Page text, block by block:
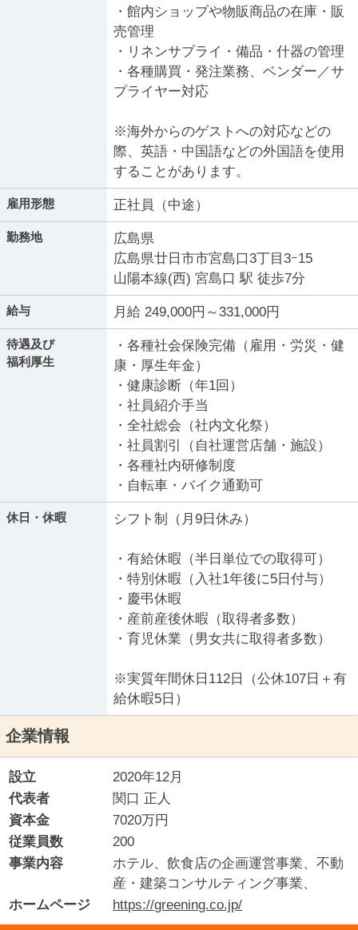
・館内ショップや物販商品の在庫・販
売管理
・リネンサプライ・備品・什器の管理
・各種購買・発注業務、ベンダー／サ
プライヤー対応
※海外からのゲストへの対応などの
際、英語・中国語などの外国語を使用
することがあります。
雇用形態 正社員（中途）
勤務地
広島県
広島県廿日市市宮島口3丁目3ｰ15
山陽本線(西) 宮島口 駅 徒歩7分
給与 月給 249,000円～331,000円
待遇及び
福利厚生
・各種社会保険完備（雇用・労災・健
康・厚生年金）
・健康診断（年1回）
・社員紹介手当
・全社総会（社内文化祭）
・社員割引（自社運営店舗・施設）
・各種社内研修制度
・自転車・バイク通勤可
休日・休暇 シフト制（月9日休み）
・有給休暇（半日単位での取得可）
・特別休暇（入社1年後に5日付与）
・慶弔休暇
・産前産後休暇（取得者多数）
・育児休業（男女共に取得者多数）
※実質年間休日112日（公休107日＋有
給休暇5日）
企業情報
設立
2020年12月
代表者
関口 正人
資本金
7020万円
従業員数
200
事業内容
ホテル、飲食店の企画運営事業、不動
産・建築コンサルティング事業、
ホームページ
https://greening.co.jp/